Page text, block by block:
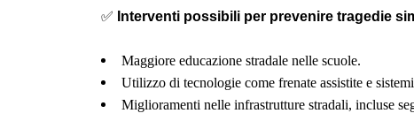
✅ Interventi possibili per prevenire tragedie
Maggiore educazione stradale nelle scuole.
Utilizzo di tecnologie come frenate assistite e
Miglioramenti nelle infrastrutture stradali, incluse